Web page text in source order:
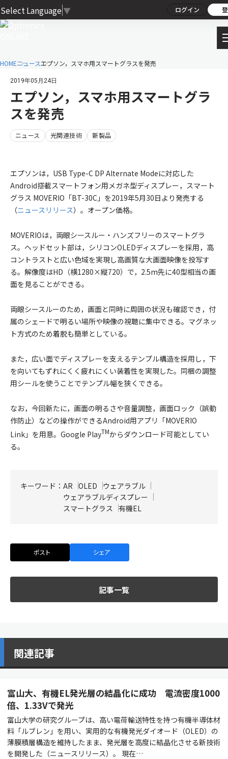
Select Language ▼ ログイン
HOMEニュースエプソン，スマホ用スマートグラスを発売
2019年05月24日
エプソン，スマホ用スマートグラ
スを発売
ニュース 光関連技術 新製品
エプソンは，USB Type-C DP Alternate Modeに対応した
Android搭載スマートフォン用メガネ型ディスプレー，スマート
グラス MOVERIO「BT-30C」を2019年5月30日より発売する
（ニュースリリース）。オープン価格。
MOVERIOは，両眼シースルー・ハンズフリーのスマートグラ
ス。ヘッドセット部は，シリコンOLEDディスプレーを採用，高
コントラストと広い色域を実現し高画質な大画面映像を投写す
る。解像度はHD（横1280×縦720）で，2.5m先に40型相当の画
面を見ることができる。
両眼シースルーのため，画面と同時に周囲の状況も確認でき，付
属のシェードで明るい場所や映像の視聴に集中できる。マグネッ
ト方式のため着脱も簡単としている。
また，広い面でディスプレーを支えるテンプル構造を採用し，下
を向いてもずれにくく疲れにくい装着性を実現した。同梱の調整
用シールを使うことでテンプル幅を狭くできる。
なお，今回新たに，画面の明るさや音量調整，画面ロック（誤動
作防止）などの操作ができるAndroid用アプリ「MOVERIO
Link」を用意。Google PlayTMからダウンロード可能としてい
る。
キーワード： AR OLED
ウェアラブル
ウェアラブルディスプレー
スマートグラス
有機EL
ポスト シェア
記事一覧
関連記事
富山大、有機EL発光層の結晶化に成功 電流密度1000
倍、1.33Vで発光
富山大学の研究グループは、高い電荷輸送特性を持つ有機半導体材
料「ルブレン」を用い、実用的な有機発光ダイオード（OLED）の
薄膜積層構造を維持したまま、発光層を高度に結晶化させる新技術
を開発した（ニュースリリース）。 現在…